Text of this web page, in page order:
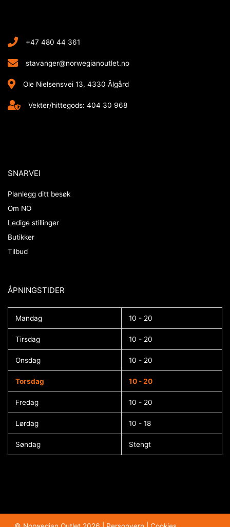
+47 480 44 361
stavanger@norwegianoutlet.no
Ole Nielsensvei 13, 4330 Ålgård
Vekter/hittegods: 404 30 968
SNARVEI
Planlegg ditt besøk
Om NO
Ledige stillinger
Butikker
Tilbud
ÅPNINGSTIDER​
Mandag 10 - 20
Tirsdag 10 - 20
Onsdag 10 - 20
Torsdag 10 - 20
Fredag 10 - 20
Lørdag 10 - 18
Søndag Stengt